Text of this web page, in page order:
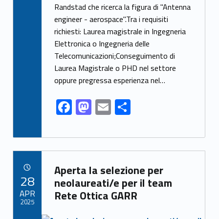
e
b
o
o
k
to
d
o
n
ai
l
ar
e
Randstad che ricerca la figura di "Antenna
engineer - aerospace".Tra i requisiti
richiesti: Laurea magistrale in Ingegneria
Elettronica o Ingegneria delle
Telecomunicazioni;Conseguimento di
Laurea Magistrale o PHD nel settore
oppure pregressa esperienza nel…
F
ac
e
b
o
o
k
M
as
to
d
o
n
E
m
ai
l
S
ar
e
Link identifier archive #link-archive-5980
Aperta la selezione per
neolaureati/e per il team
Rete Ottica GARR
28
APR
2025